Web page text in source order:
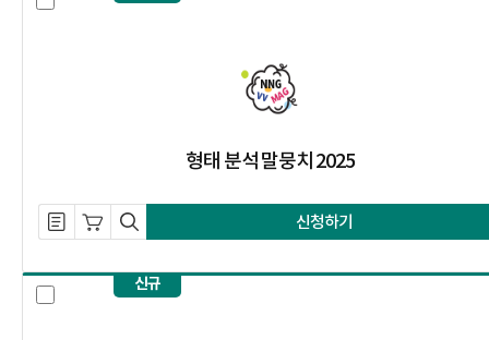
형태 분석 말뭉치 2025
설명 자료 내려받기
장바구니 담기
미리보기 신청하기
신규